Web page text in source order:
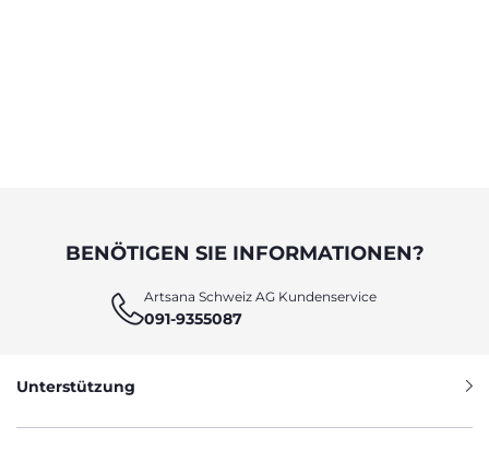
BENÖTIGEN SIE INFORMATIONEN?
Artsana Schweiz AG Kundenservice
091-9355087
Unterstützung